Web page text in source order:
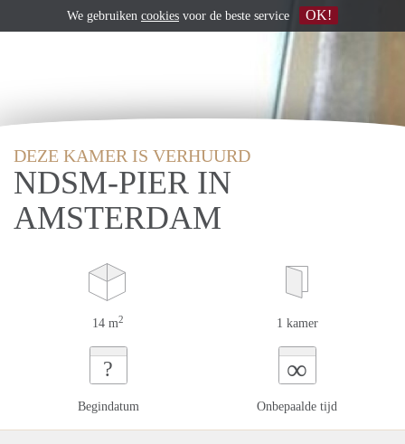
DEZE KAMER IS VERHUURD
NDSM-PIER IN
AMSTERDAM
14 m2 1 kamer
?
Begindatum
∞
Onbepaalde tijd
We gebruiken cookies voor de beste service OK!